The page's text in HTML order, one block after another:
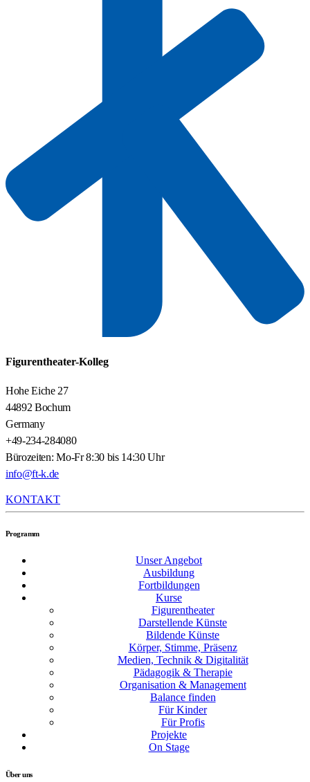
Figurentheater-Kolleg
Hohe Eiche 27
44892 Bochum
Germany
+49-234-284080
Bürozeiten: Mo-Fr 8:30 bis 14:30 Uhr
info@ft-k.de
KONTAKT
Programm
Unser Angebot
Ausbildung
Fortbildungen
Kurse
Figurentheater
Darstellende Künste
Bildende Künste
Körper, Stimme, Präsenz
Medien, Technik & Digitalität
Pädagogik & Therapie
Organisation & Management
Balance finden
Für Kinder
Für Profis
Projekte
On Stage
Über uns